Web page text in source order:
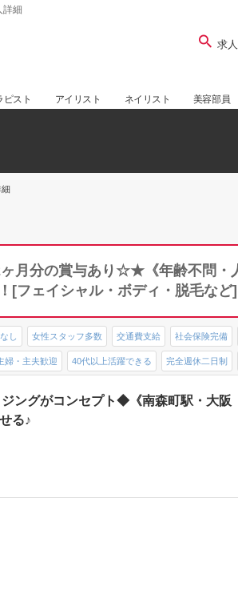
詳細
求
ピスト アイリスト ネイリスト 美容部員
細
月分の賞与あり☆★《年齢不問・
[フェイシャル・ボディ・脱毛など]
し 女性スタッフ多数 交通費支給 社会保険完備
婦・主夫歓迎 40代以上活躍できる 完全週休二日制
ングがコンセプト◆《南森町駅・大阪
る♪